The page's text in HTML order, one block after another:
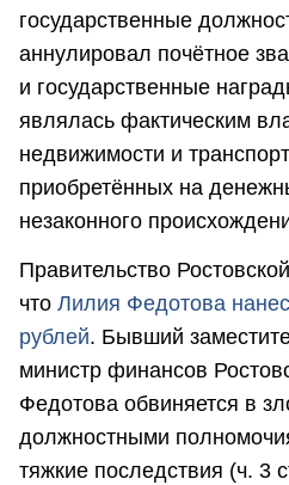
государственные
аннулировал почётное
и государственные
являлась фактическим
недвижимости и
приобретённых на
незаконного
Правительство
что Лилия Федотова
рублей. Бывший
министр финансов
Федотова обвиняется в
должностными
тяжкие последствия (ч. 3